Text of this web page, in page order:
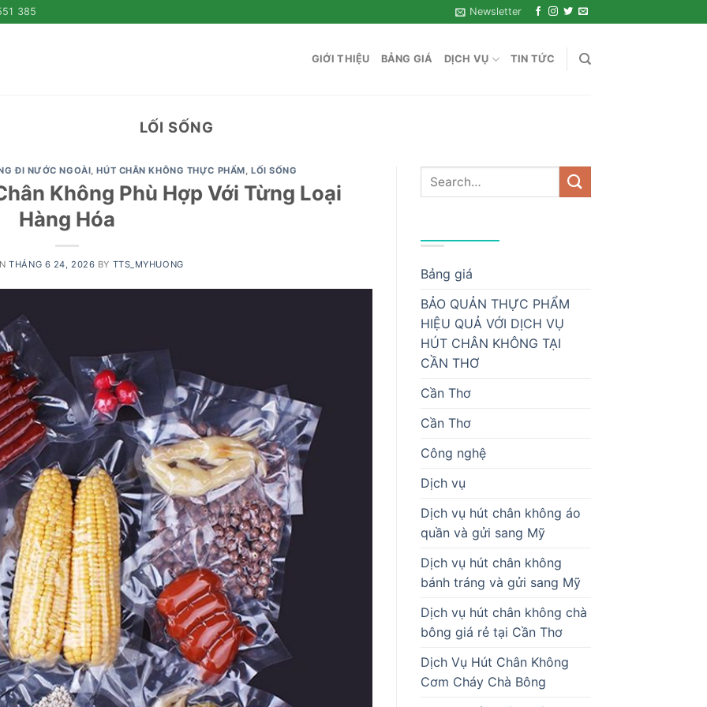
385 Newsletter
GIỚI THIỆU BẢNG GIÁ DỊCH VỤ TIN TỨC
LỐI SỐNG
ĐI NƯỚC NGOÀI,HÚT CHÂN KHÔNG THỰC PHẨM, LỐI SỐNG
Không Phù Hợp Với Từng Loại
Hàng Hóa
THÁNG 6 24, 2026 BY TTS_MYHUONG
Bảng giá
BẢO QUẢN THỰC PHẨM
HIỆU QUẢ VỚI DỊCH VỤ
HÚT CHÂN KHÔNG TẠI
CẦN THƠ
Cần Thơ
Cần Thơ
Công nghệ
Dịch vụ
Dịch vụ hút chân không áo
quần và gửi sang Mỹ
Dịch vụ hút chân không
bánh tráng và gửi sang Mỹ
Dịch vụ hút chân không chà
bông giá rẻ tại Cần Thơ
Dịch Vụ Hút Chân Không
Cơm Cháy Chà Bông